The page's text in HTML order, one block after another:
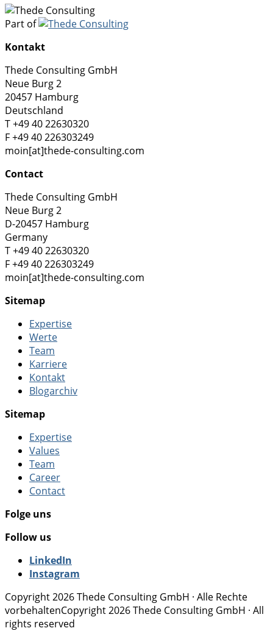
Part of
Kontakt
Thede Consulting GmbH
Neue Burg 2
20457 Hamburg
Deutschland
T +49 40 22630320
F +49 40 226303249
moin[at]thede-consulting.com
Contact
Thede Consulting GmbH
Neue Burg 2
D-20457 Hamburg
Germany
T +49 40 22630320
F +49 40 226303249
moin[at]thede-consulting.com
Sitemap
Expertise
Werte
Team
Karriere
Kontakt
Blogarchiv
Sitemap
Expertise
Values
Team
Career
Contact
Folge uns
Follow us
LinkedIn
Instagram
Copyright 2026 Thede Consulting GmbH · Alle Rechte
vorbehaltenCopyright 2026 Thede Consulting GmbH · All
rights reserved